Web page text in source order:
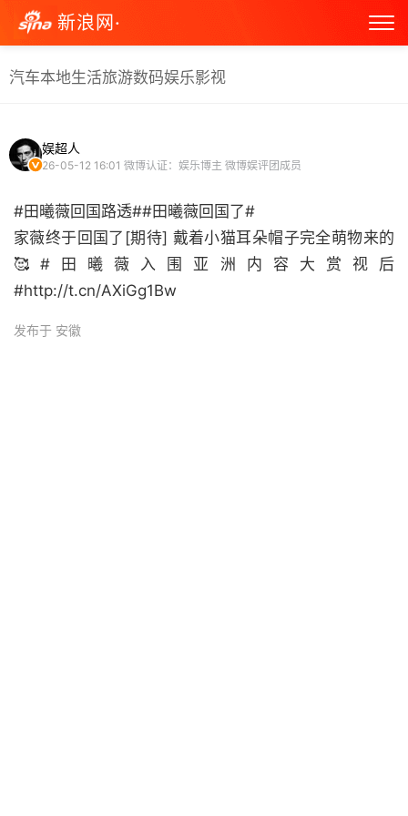
新浪网·
汽车本地生活旅游数码娱乐影视
娱超人
26-05-12 16:01 微博认证：娱乐博主 微博娱评团成员
#田曦薇回国路透##田曦薇回国了#
家薇终于回国了[期待] 戴着小猫耳朵帽子完全萌物来的
🥰#田曦薇入围亚洲内容大赏视后
#http://t.cn/AXiGg1Bw ​
发布于 安徽